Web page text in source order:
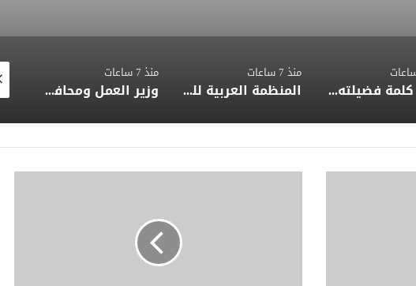
خلال كلمة فضيلته بجامعة القاهرة.. مفتي الجمهورية يؤكد الذكاء الاصطناعي ومصادر المعرفة الرقمية أدوات للبناء متى اقترنت بالقيم والمسؤولية
منذ 7 ساعات
المنظمة العربية للسياحة تدعو لتخصيص خط هاتفي موحد 126 لتلقى بلاغات السائحين عند تعرضهم لأي مشاكل أثناء رحلاتهم السياحية بكافه الدول العربية
منذ 7 ساعات
وزير العمل ومحافظ مطروح يختتمان جولتهما برأس الحكمة بلقاءات مع العمالة غير المنتظمة .. ويتابعان مستوى الرعاية الصحية.. ويكرّمان خريجي التدريب المهني
منذ